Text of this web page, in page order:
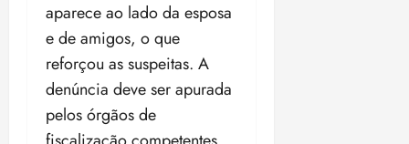
aparece ao lado da esposa
e de amigos, o que
reforçou as suspeitas. A
denúncia deve ser apurada
pelos órgãos de